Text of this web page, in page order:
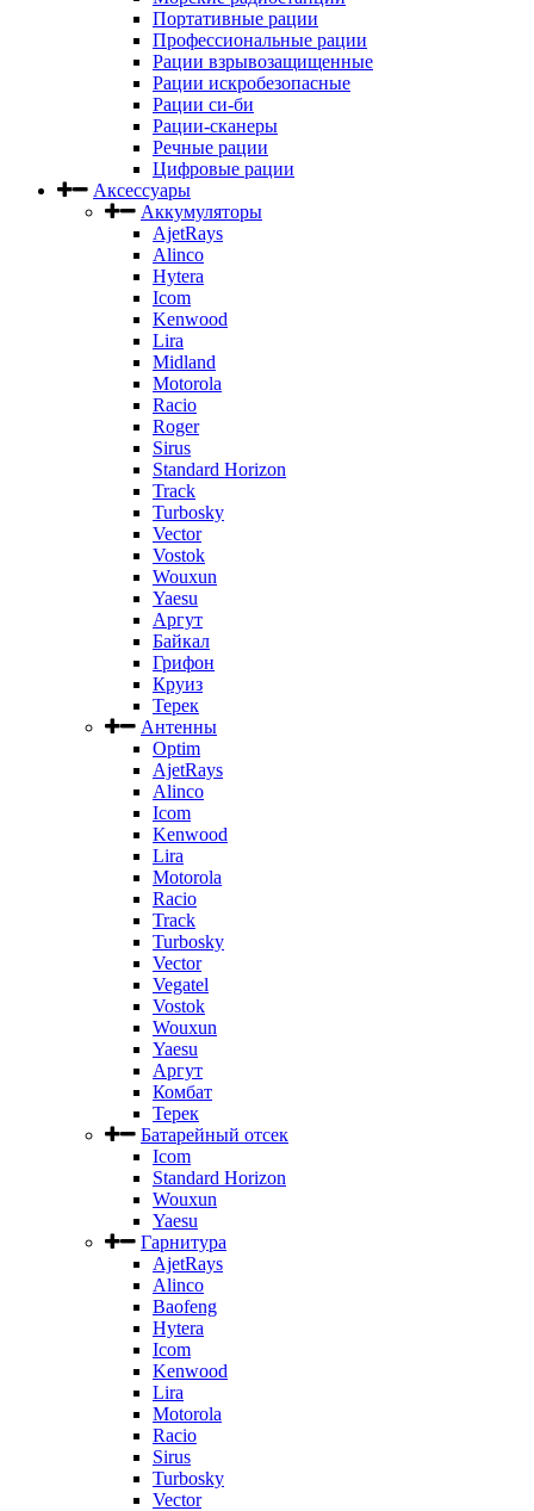
Портативные рации
Профессиональные рации
Рации взрывозащищенные
Рации искробезопасные
Рации си-би
Рации-сканеры
Речные рации
Цифровые рации
Аксессуары
Аккумуляторы
AjetRays
Alinco
Hytera
Icom
Kenwood
Lira
Midland
Motorola
Racio
Roger
Sirus
Standard Horizon
Track
Turbosky
Vector
Vostok
Wouxun
Yaesu
Аргут
Байкал
Грифон
Круиз
Терек
Антенны
Optim
AjetRays
Alinco
Icom
Kenwood
Lira
Motorola
Racio
Track
Turbosky
Vector
Vegatel
Vostok
Wouxun
Yaesu
Аргут
Комбат
Терек
Батарейный отсек
Icom
Standard Horizon
Wouxun
Yaesu
Гарнитура
AjetRays
Alinco
Baofeng
Hytera
Icom
Kenwood
Lira
Motorola
Racio
Sirus
Turbosky
Vector